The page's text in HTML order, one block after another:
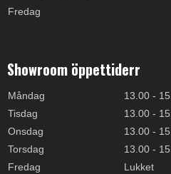
Fredag
Showroom öppettiderr
Måndag
13.00 -
Tisdag
13.00 -
Onsdag
13.00 -
Torsdag
13.00 -
Fredag
Lukket